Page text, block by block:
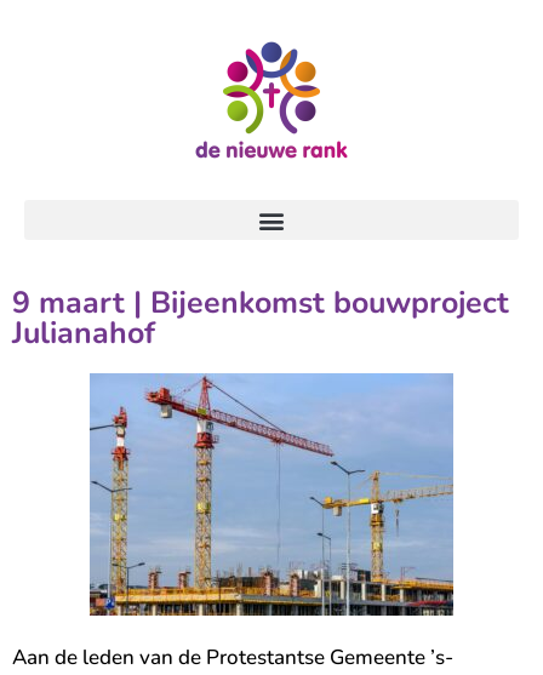
9 maart | Bijeenkomst bouwproject
Julianahof
Aan de leden van de Protestantse Gemeente ’s-